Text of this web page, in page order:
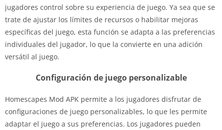
jugadores control sobre su experiencia de juego. Ya sea que se
trate de ajustar los límites de recursos o habilitar mejoras
específicas del juego, esta función se adapta a las preferencias
individuales del jugador, lo que la convierte en una adición
versátil al juego.
Configuración de juego personalizable
Homescapes Mod APK permite a los jugadores disfrutar de
configuraciones de juego personalizables, lo que les permite
adaptar el juego a sus preferencias. Los jugadores pueden